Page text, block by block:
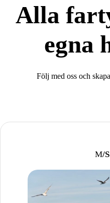
Alla
egna
Följ med oss och
M/